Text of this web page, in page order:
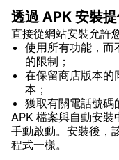
透過 APK 安裝
直接從網站安裝允許
使用所有功能，而
的限制；
在保留商店版本的
本；
獲取有關電話號碼
APK 檔案與自動安
手動啟動。安裝後，
程式一樣。